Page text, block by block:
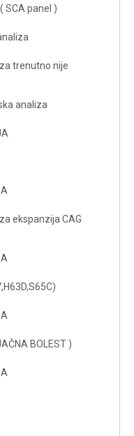
SCA panel )
trenutno nije
analiza
ekspanzija CAG
BOLEST )